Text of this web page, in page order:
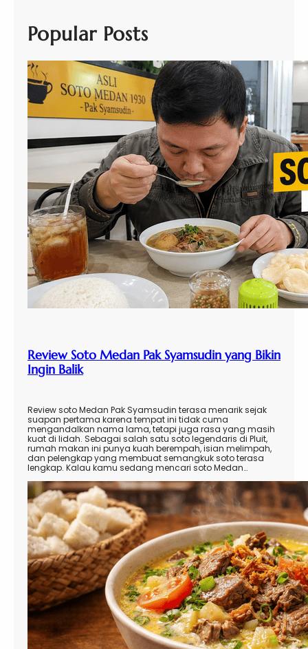
Popular Posts
Review Soto Medan Pak Syamsudin yang Bikin
Ingin Balik
Review soto Medan Pak Syamsudin terasa menarik sejak
suapan pertama karena tempat ini tidak cuma
mengandalkan nama lama, tetapi juga rasa yang masih
kuat di lidah. Sebagai salah satu soto legendaris di Pluit,
rumah makan ini punya kuah berempah, isian melimpah,
dan pelengkap yang membuat semangkuk soto terasa
lengkap. Kalau kamu sedang mencari soto Medan…